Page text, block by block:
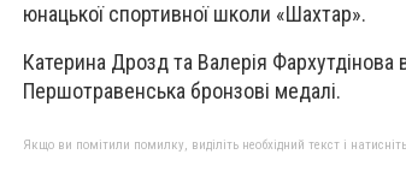
юнацької спортивної школи «Шахтар».
Катерина Дрозд та Валерія
Першотравенська бронзові медалі.
Якщо ви помітили помилку, виділіть необхідний текст і